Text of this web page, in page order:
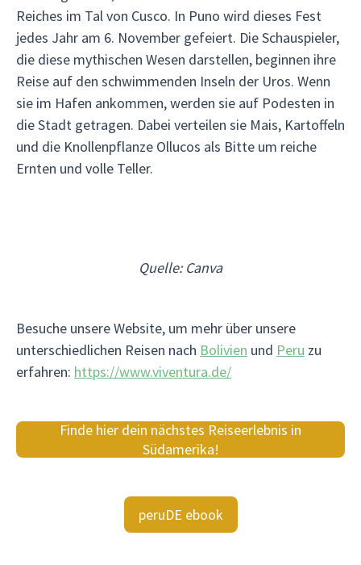
Reiches im Tal von Cusco. In Puno wird dieses Fest
jedes Jahr am 6. November gefeiert. Die Schauspieler,
die diese mythischen Wesen darstellen, beginnen ihre
Reise auf den schwimmenden Inseln der Uros. Wenn
sie im Hafen ankommen, werden sie auf Podesten in
die Stadt getragen. Dabei verteilen sie Mais, Kartoffeln
und die Knollenpflanze Ollucos als Bitte um reiche
Ernten und volle Teller.
Quelle: Canva
Besuche unsere Website, um mehr über unsere
unterschiedlichen Reisen nach Bolivien und Peru zu
erfahren: https://www.viventura.de/
Finde hier dein nächstes Reiseerlebnis in
Südamerika!
peruDE ebook